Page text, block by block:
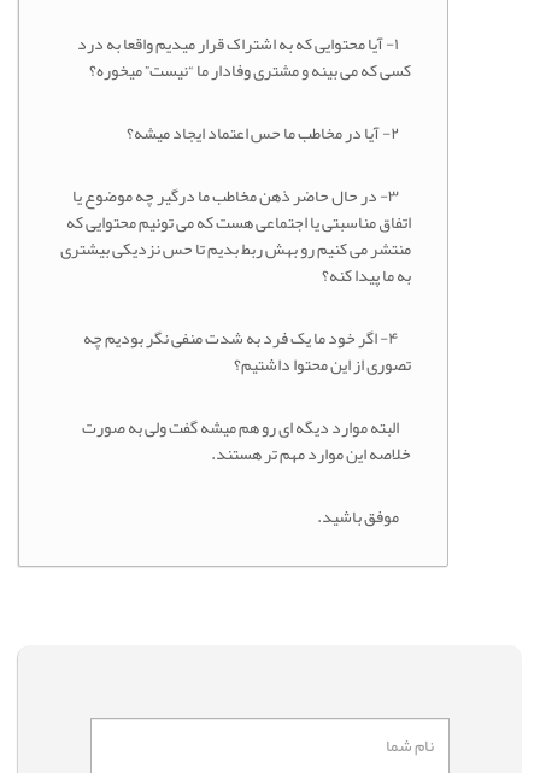
۱- آیا محتوایی که به اشتراک قرار میدیم واقعا به درد
کسی که می بینه و مشتری وفادار ما “نیست” میخوره؟
۲- آیا در مخاطب ما حس اعتماد ایجاد میشه؟
۳- در حال حاضر ذهن مخاطب ما درگیر چه موضوع یا
اتفاق مناسبتی یا اجتماعی هست که می تونیم محتوایی که
منتشر می کنیم رو بهش ربط بدیم تا حس نزدیکی بیشتری
به ما پیدا کنه؟
۴- اگر خود ما یک فرد به شدت منفی نگر بودیم چه
تصوری از این محتوا داشتیم؟
البته موارد دیگه ای رو هم میشه گفت ولی به صورت
خلاصه این موارد مهم تر هستند.
موفق باشید.